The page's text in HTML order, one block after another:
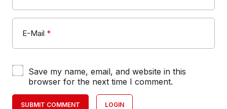
E-Mail *
Save my name, email, and website in this
browser for the next time I comment.
SUBMIT COMMENT LOGIN